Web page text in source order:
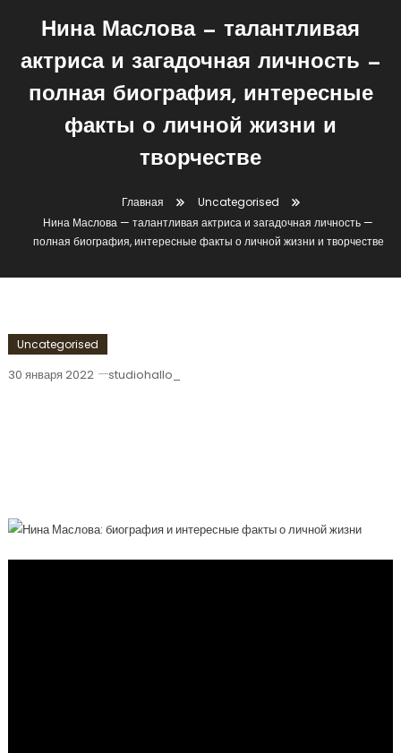
Нина Маслова — талантливая
актриса и загадочная личность —
полная биография, интересные
факты о личной жизни и
творчестве
Главная
Uncategorised
Нина Маслова — талантливая актриса и загадочная личность —
полная биография, интересные факты о личной жизни и творчестве
Uncategorised
30 января 2022 studiohallo_